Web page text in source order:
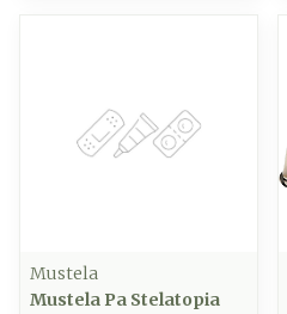
Mustela
Mustela Pa Stelatopia